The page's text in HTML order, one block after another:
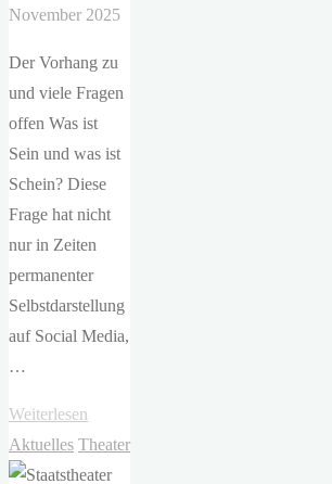
November 2025
Der Vorhang zu
und viele Fragen
offen Was ist
Sein und was ist
Schein? Diese
Frage hat nicht
nur in Zeiten
permanenter
Selbstdarstellung
auf Social Media,
…
Weiterlesen
Hoffmann
Theater
Aktuelles Theater